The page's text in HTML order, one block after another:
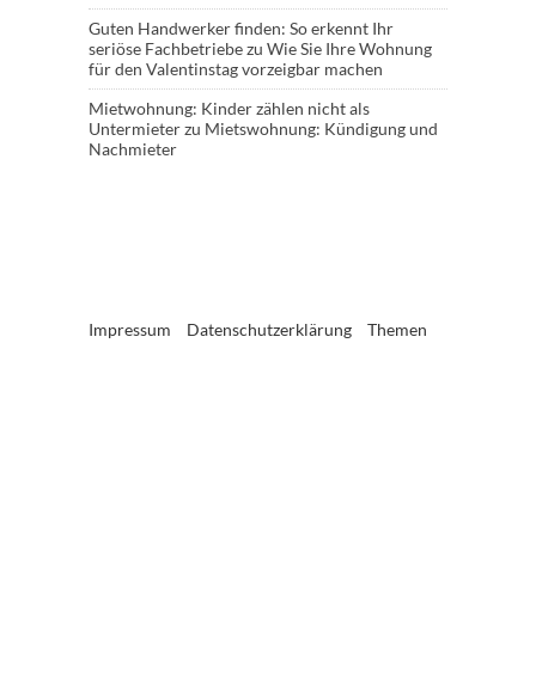
Guten Handwerker finden: So erkennt Ihr
seriöse Fachbetriebezu Wie Sie Ihre Wohnung
für den Valentinstag vorzeigbar machen
Mietwohnung: Kinder zählen nicht als
Untermieterzu Mietswohnung: Kündigung und
Nachmieter
Impressum Datenschutzerklärung Themen